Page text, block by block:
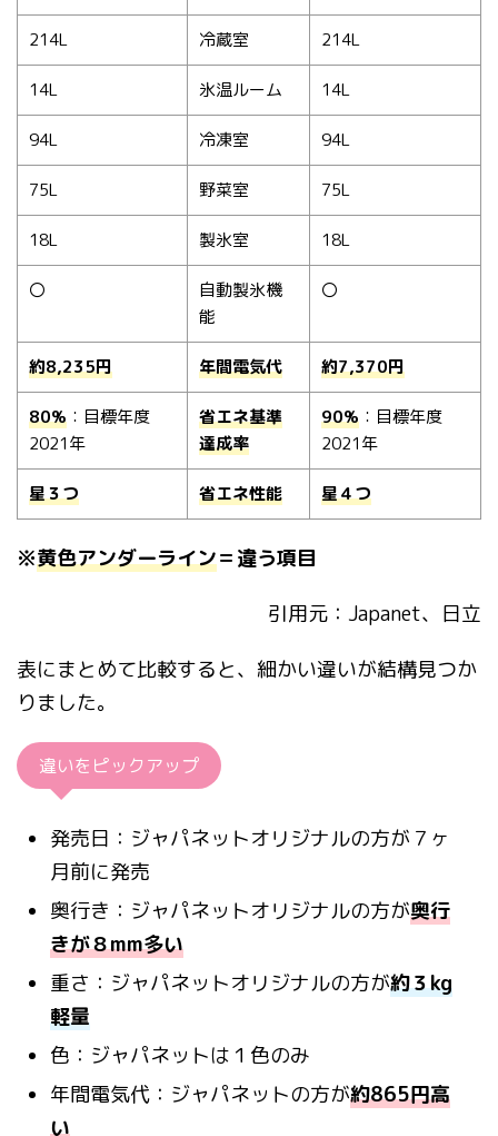
214L 冷蔵室 214L
14L 氷温ルーム 14L
94L 冷凍室 94L
75L 野菜室 75L
18L 製氷室 18L
〇
自動製氷機
能
〇
約8,235円 年間電気代 約7,370円
80% ：目標年度
2021年
省エネ基準
達成率
90% ：目標年度
2021年
星３つ 省エネ性能 星４つ
※黄色アンダーライン＝違う項目
引用元：Japanet、日立
表にまとめて比較すると、細かい違いが結構見つか
りました。
違いをピックアップ
発売日：ジャパネットオリジナルの方が７ヶ
月前に発売
奥行き：ジャパネットオリジナルの方が奥行
きが８mm多い
重さ：ジャパネットオリジナルの方が約３kg
軽量
色：ジャパネットは１色のみ
年間電気代：ジャパネットの方が約865円高
い